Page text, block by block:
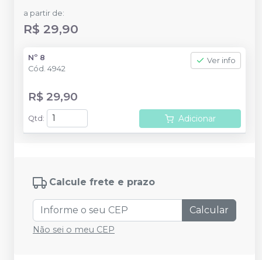
a partir de:
R$ 29,90
Nº 8
Cód. 4942
Ver info
R$ 29,90
Qtd : Adicionar
Calcule frete e prazo
Calcular
Não sei o meu CEP